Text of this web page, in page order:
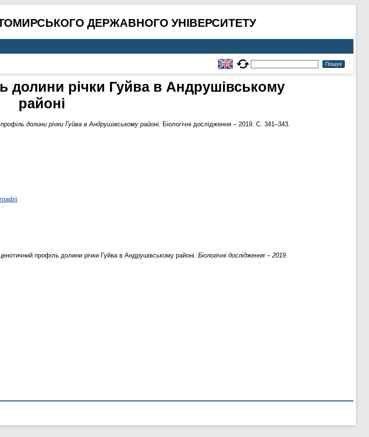
ДЕРЖАВНОГО УНІВЕРСИТЕТУ
долини річки Гуйва в Андрушівському
районі
долини річки Гуйва в Андрушівському районі. Біологічні дослідження – 2019. С. 341–343.
профіль долини річки Гуйва в Андрушівському районі. Біологічні дослідження – 2019.